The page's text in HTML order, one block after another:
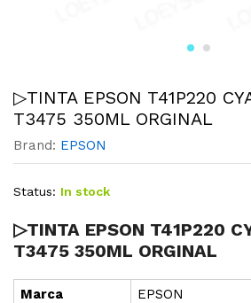
▷TINTA EPSON T41P220
T3475 350ML ORGINAL
Brand: EPSON
Status: In stock
▷TINTA EPSON T41P220
T3475 350ML ORGINAL
Marca
EPSON